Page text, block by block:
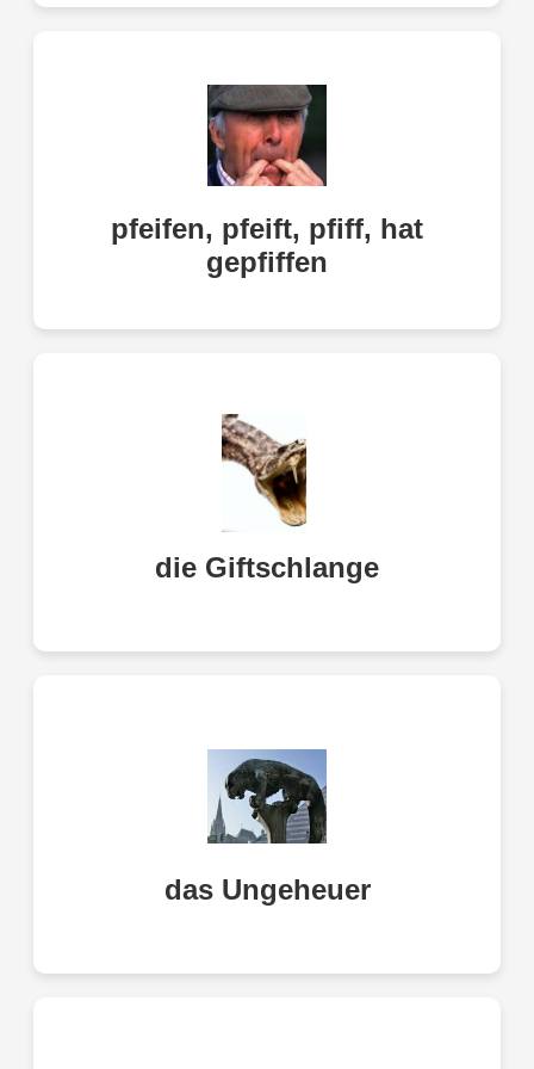
pfeifen, pfeift, pfiff, hat
gepfiffen
to whistle
die Giftschlange
poisonous snake
das Ungeheuer
monster